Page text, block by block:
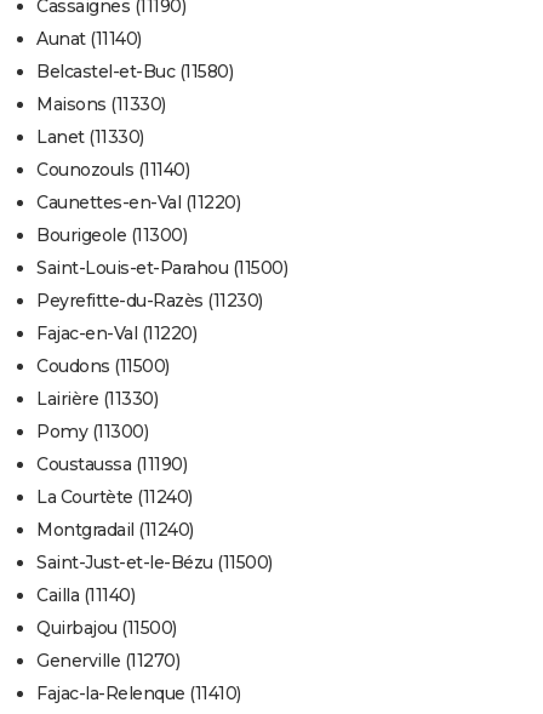
Cassaignes (11190)
Aunat (11140)
Belcastel-et-Buc (11580)
Maisons (11330)
Lanet (11330)
Counozouls (11140)
Caunettes-en-Val (11220)
Bourigeole (11300)
Saint-Louis-et-Parahou (11500)
Peyrefitte-du-Razès (11230)
Fajac-en-Val (11220)
Coudons (11500)
Lairière (11330)
Pomy (11300)
Coustaussa (11190)
La Courtète (11240)
Montgradail (11240)
Saint-Just-et-le-Bézu (11500)
Cailla (11140)
Quirbajou (11500)
Generville (11270)
Fajac-la-Relenque (11410)